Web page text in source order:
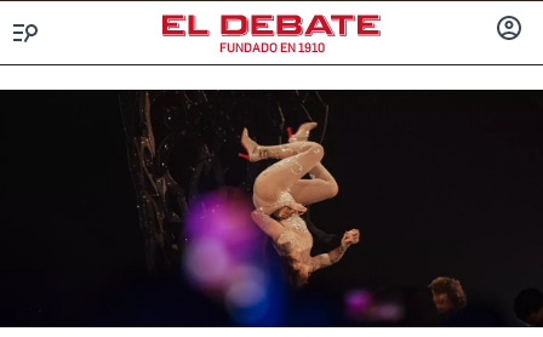
FUNDADO EN 1910